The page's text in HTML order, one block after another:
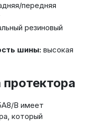
передняя
резиновый
шины:высокая
B имеет
который